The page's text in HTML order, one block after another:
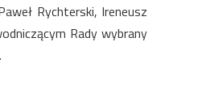
Rychterski, Ireneusz
Rady wybrany